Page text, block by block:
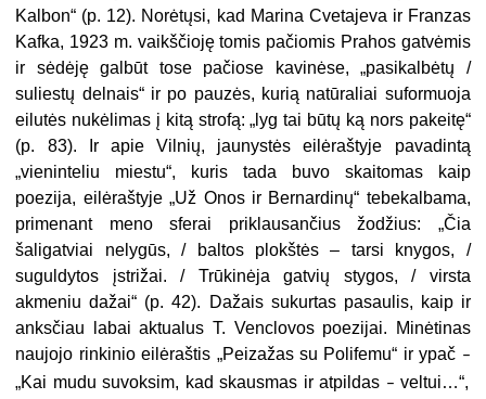
Kalbon“ (p. 12). Norėtųsi, kad Marina Cvetajeva ir Franzas
Kafka, 1923 m. vaikščioję tomis pačiomis Prahos gatvėmis
ir sėdėję galbūt tose pačiose kavinėse, „pasikalbėtų /
suliestų delnais“ ir po pauzės, kurią natūraliai suformuoja
eilutės nukėlimas į kitą strofą: „lyg tai būtų ką nors pakeitę“
(p. 83). Ir apie Vilnių, jaunystės eilėraštyje pavadintą
„vieninteliu miestu“, kuris tada buvo skaitomas kaip
poezija, eilėraštyje „Už Onos ir Bernardinų“ tebekalbama,
primenant meno sferai priklausančius žodžius: „Čia
šaligatviai nelygūs, / baltos plokštės – tarsi knygos, /
suguldytos įstrižai. / Trūkinėja gatvių stygos, / virsta
akmeniu dažai“ (p. 42). Dažais sukurtas pasaulis, kaip ir
anksčiau labai aktualus T. Venclovos poezijai. Minėtinas
naujojo rinkinio eilėraštis „Peizažas su Polifemu“ ir ypač –
„Kai mudu suvoksim, kad skausmas ir atpildas –veltui…“,